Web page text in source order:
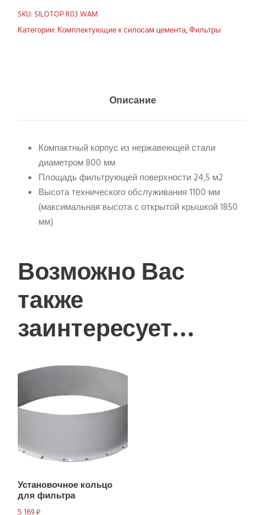
SKU: SILOTOP R03 WAM
Категории: Комплектующие к силосам цемента,Фильтры
Описание
Компактный корпус из нержавеющей стали
диаметром 800 мм
Площадь фильтрующей поверхности 24,5 м2
Высота технического обслуживания 1100 мм
(максимальная высота с открытой крышкой 1850
мм)
Возможно Вас
также
заинтересует…
Установочное кольцо
для фильтра
5 169₽